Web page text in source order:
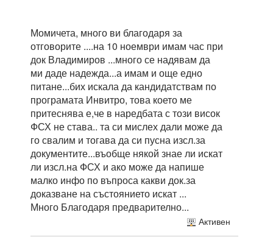
Момичета, много ви благодаря за
отговорите ....на 10 ноември имам час при
док Владимиров ...много се надявам да
ми даде надежда...а имам и още едно
питане...бих искала да кандидатствам по
програмата Инвитро, това което ме
притеснява е,че в наредбата с този висок
ФСХ не става.. та си мислех дали може да
го свалим и тогава да си пусна изсл.за
документите...въобще някой знае ли искат
ли изсл.на ФСХ и ако може да напише
малко инфо по въпроса какви док.за
доказване на състоянието искат ...
Много Благодаря предварително...
Активен